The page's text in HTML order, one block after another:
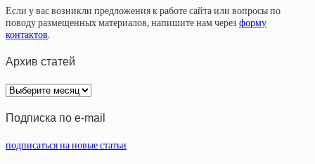
Если у вас возникли предложения к работе сайта или вопросы по
поводу размещенных материалов, напишите нам через форму
контактов.
Архив статей
Архив
статей
Подписка по e-mail
подписаться на новые статьи